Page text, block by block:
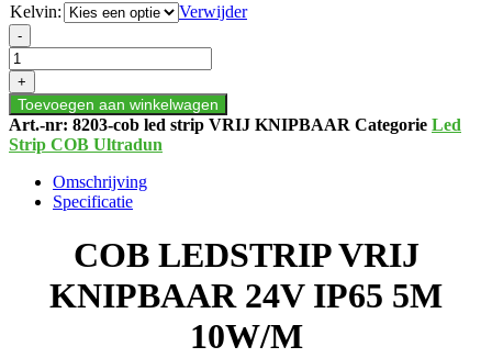
Kelvin:
Verwijder
COB
LEDSTRIP
VRIJ
KNIPBAAR
24V
IP65
5M
aantal
-
+
Toevoegen aan winkelwagen
Art.-nr: 8203-cob led strip VRIJ KNIPBAAR Categorie Led
Strip COB Ultradun
Omschrijving
Specificatie
COB LEDSTRIP VRIJ
KNIPBAAR 24V IP65 5M
10W/M